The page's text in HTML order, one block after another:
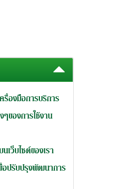
รื่องมือการบริการ
ของการใช้งาน
เว็บไซต์ของเรา
อปรับปรุงพัฒนาการ